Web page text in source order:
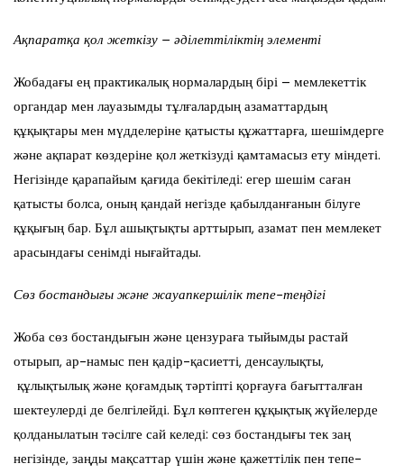
Ақпаратқа қол жеткізу – әділеттіліктің элементі
Жобадағы ең практикалық нормалардың бірі – мемлекеттік
органдар мен лауазымды тұлғалардың азаматтардың
құқықтары мен мүдделеріне қатысты құжаттарға, шешімдерге
және ақпарат көздеріне қол жеткізуді қамтамасыз ету міндеті.
Негізінде қарапайым қағида бекітіледі: егер шешім саған
қатысты болса, оның қандай негізде қабылданғанын білуге
құқығың бар. Бұл ашықтықты арттырып, азамат пен мемлекет
арасындағы сенімді нығайтады.
Сөз бостандығы және жауапкершілік тепе-теңдігі
Жоба сөз бостандығын және цензураға тыйымды растай
отырып, ар-намыс пен қадір-қасиетті, денсаулықты,
құлықтылық және қоғамдық тәртіпті қорғауға бағытталған
шектеулерді де белгілейді. Бұл көптеген құқықтық жүйелерде
қолданылатын тәсілге сай келеді: сөз бостандығы тек заң
негізінде, заңды мақсаттар үшін және қажеттілік пен тепе-